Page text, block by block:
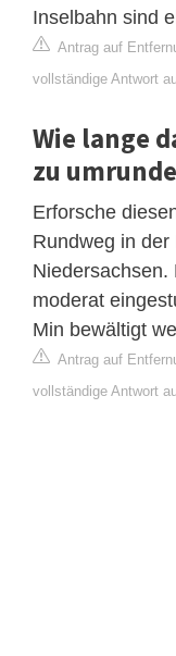
Inselbahn sind
Antrag auf
vollständige Antwort
Wie lange
zu
Erforsche
Rundweg in der
Niedersachsen.
moderat
Min bewältigt
Antrag auf
vollständige Antwort